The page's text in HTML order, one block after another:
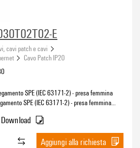
E
cavi patch e cavi
Cavo Patch IP20
SPE (IEC 63171-2) - presa femmina
SPE (IEC 63171-2) - presa femmina
Download
Aggiungi alla richiesta